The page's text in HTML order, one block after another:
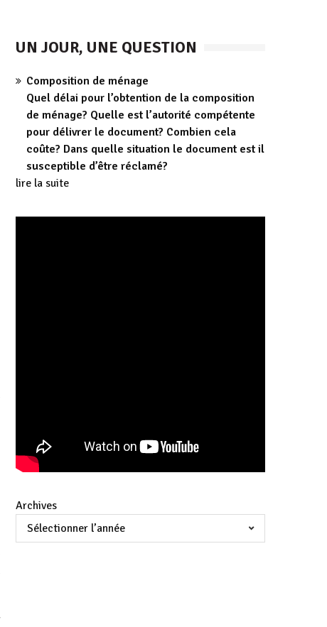
UN JOUR, UNE QUESTION
Composition de ménage
Quel délai pour l’obtention de la composition
de ménage? Quelle est l’autorité compétente
pour délivrer le document? Combien cela
coûte? Dans quelle situation le document est il
susceptible d’être réclamé?
lire la suite
Archives